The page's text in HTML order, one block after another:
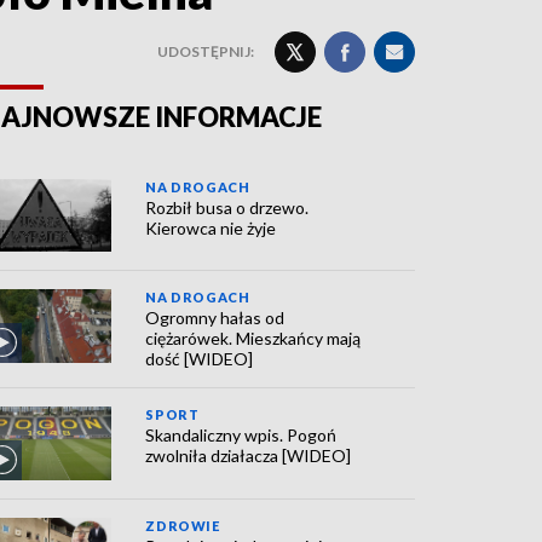
UDOSTĘPNIJ:
INFORMACJE
NA DROGACH
Rozbił busa o drzewo.
Kierowca nie żyje
NA DROGACH
Ogromny hałas od
ciężarówek. Mieszkańcy mają
dość [WIDEO]
SPORT
Skandaliczny wpis. Pogoń
zwolniła działacza [WIDEO]
ZDROWIE